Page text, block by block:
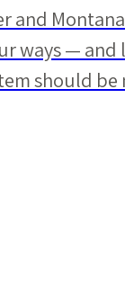
and
ways — and
should be